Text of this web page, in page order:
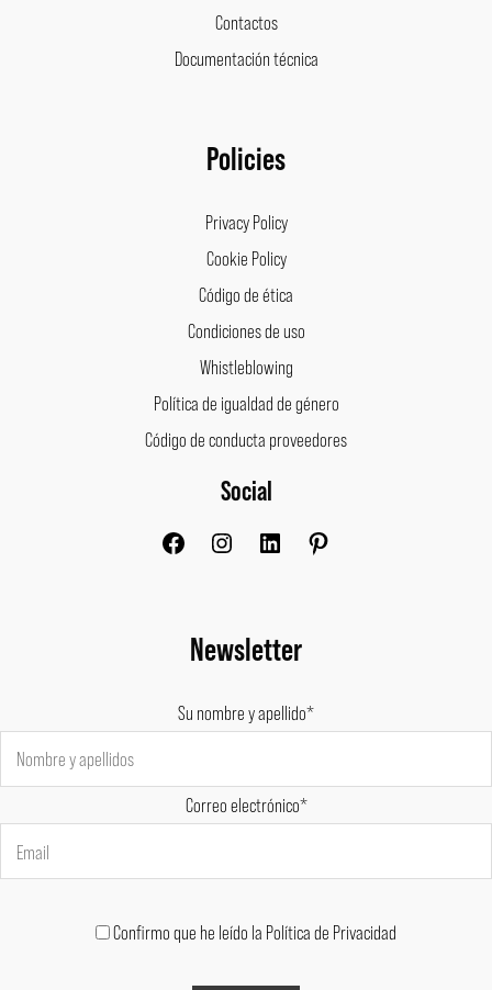
Contactos
Documentación técnica
Policies
Privacy Policy
Cookie Policy
Código de ética
Condiciones de uso
Whistleblowing
Política de igualdad de género
Código de conducta proveedores
Social
FacebookInstagram
Newsletter
Su nombre y apellido*
Correo electrónico*
Confirmo que he leído la Política de Privacidad